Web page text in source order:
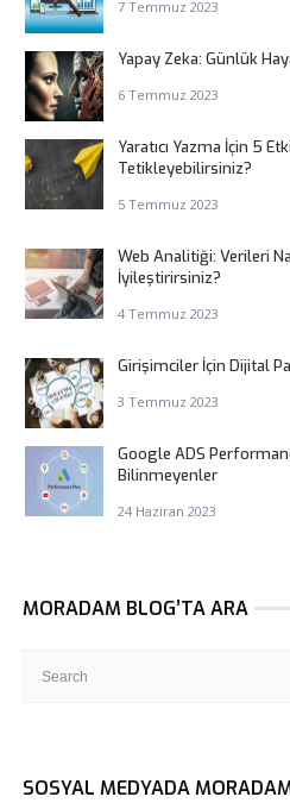
7 Temmuz 2023
Yapay Zeka: Günlük
6 Temmuz 2023
Yaratıcı Yazma İçin 5
Tetikleyebilirsiniz?
5 Temmuz 2023
Web Analitiği: Verileri
İyileştirirsiniz?
4 Temmuz 2023
Girişimciler İçin Dijital
3 Temmuz 2023
Google ADS
Bilinmeyenler
24 Haziran 2023
MORADAM BLOG’TA ARA
SOSYAL MEDYADA